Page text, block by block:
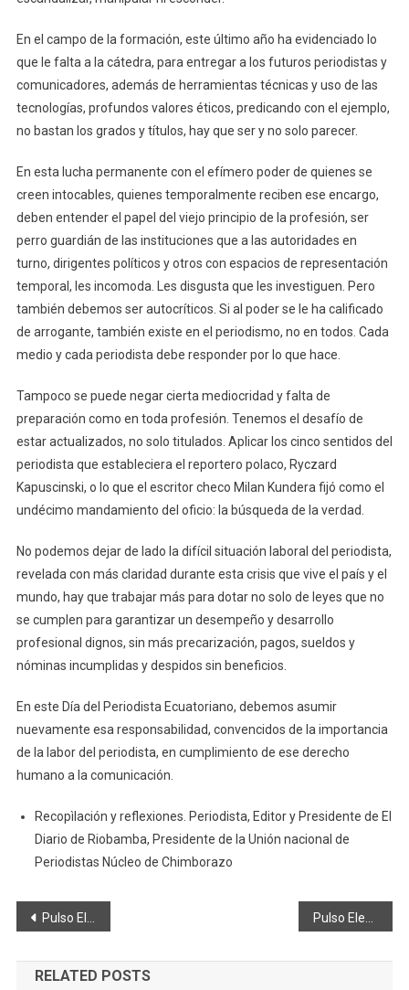
En el campo de la formación, este último año ha evidenciado lo
que le falta a la cátedra, para entregar a los futuros periodistas y
comunicadores, además de herramientas técnicas y uso de las
tecnologías, profundos valores éticos, predicando con el ejemplo,
no bastan los grados y títulos, hay que ser y no solo parecer.
En esta lucha permanente con el efímero poder de quienes se
creen intocables, quienes temporalmente reciben ese encargo,
deben entender el papel del viejo principio de la profesión, ser
perro guardián de las instituciones que a las autoridades en
turno, dirigentes políticos y otros con espacios de representación
temporal, les incomoda. Les disgusta que les investiguen. Pero
también debemos ser autocríticos. Si al poder se le ha calificado
de arrogante, también existe en el periodismo, no en todos. Cada
medio y cada periodista debe responder por lo que hace.
Tampoco se puede negar cierta mediocridad y falta de
preparación como en toda profesión. Tenemos el desafío de
estar actualizados, no solo titulados. Aplicar los cinco sentidos del
periodista que estableciera el reportero polaco, Ryczard
Kapuscinski, o lo que el escritor checo Milan Kundera fijó como el
undécimo mandamiento del oficio: la búsqueda de la verdad.
No podemos dejar de lado la difícil situación laboral del periodista,
revelada con más claridad durante esta crisis que vive el país y el
mundo, hay que trabajar más para dotar no solo de leyes que no
se cumplen para garantizar un desempeño y desarrollo
profesional dignos, sin más precarización, pagos, sueldos y
nóminas incumplidas y despidos sin beneficios.
En este Día del Periodista Ecuatoriano, debemos asumir
nuevamente esa responsabilidad, convencidos de la importancia
de la labor del periodista, en cumplimiento de ese derecho
humano a la comunicación.
Recopìlación y reflexiones. Periodista, Editor y Presidente de El
Diario de Riobamba, Presidente de la Unión nacional de
Periodistas Núcleo de Chimborazo
Navegación
de
Pulso Electoral: Candidatos a la Presidencia de Ecuador 2021.
RELATED POSTS